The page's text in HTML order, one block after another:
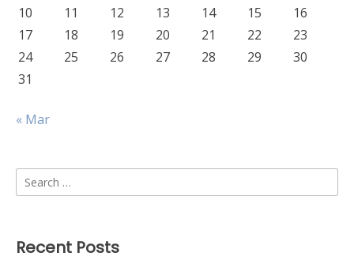
10
11 12 13 14 15
16
17
18 19 20 21 22
23
24
25 26 27 28 29
30
31
« Mar
Search
for:
Recent Posts